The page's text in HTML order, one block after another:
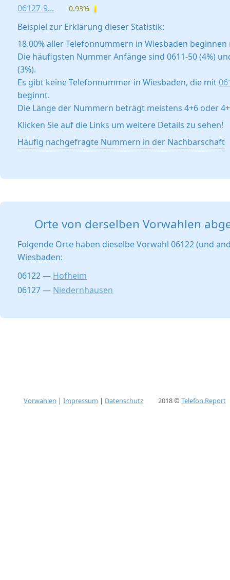
06127-9... 0.93%
Beispiel zur Erklärung dieser Statistik:
18.00% aller Telefonnummern in Wiesbaden beginnen
Die häufigsten Nummer Anfänge sind 0611-50 (4%)
(3%).
Es gibt keine Telefonnummer in Wiesbaden, die mit
beginnt.
Die Länge der Nummern beträgt meistens 4+6 oder
Klicken Sie auf die Links um weitere Details zu sehen!
Häufig nachgefragte Nummern in der Nachbarschaft
Orte von derselben Vorwahlen
Folgende Orte haben dieselbe Vorwahl 06122 (und
Wiesbaden:
06122 — Hofheim
06127 — Niedernhausen
Vorwahlen |Impressum | Datenschutz 2018 © Telefon.Report